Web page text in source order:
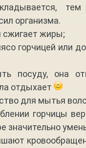
организма.
сжигает жиры;
горчицей или
посуду, она
отдыхает
для мытья
горчицы
значительно